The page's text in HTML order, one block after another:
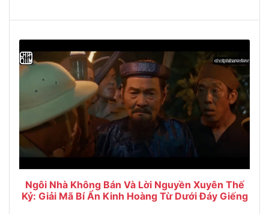
Ngôi Nhà Không Bán Và Lời Nguyền Xuyên Thế
Kỷ: Giải Mã Bí Ẩn Kinh Hoàng Từ Dưới Đáy Giếng